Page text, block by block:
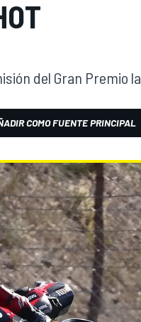
del Gran Premio la
COMO FUENTE PRINCIPAL